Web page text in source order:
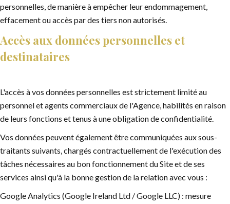
personnelles, de manière à empêcher leur endommagement,
effacement ou accès par des tiers non autorisés.
Accès aux données personnelles et
destinataires
L'accès à vos données personnelles est strictement limité au
personnel et agents commerciaux de l'Agence, habilités en raison
de leurs fonctions et tenus à une obligation de confidentialité.
Vos données peuvent également être communiquées aux sous-
traitants suivants, chargés contractuellement de l'exécution des
tâches nécessaires au bon fonctionnement du Site et de ses
services ainsi qu'à la bonne gestion de la relation avec vous :
Google Analytics (Google Ireland Ltd / Google LLC) : mesure